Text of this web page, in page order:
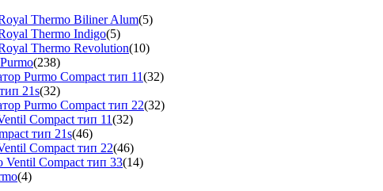
Thermo Biliner Alum(5)
Thermo Indigo(5)
Thermo Revolution(10)
(238)
Purmo Compact тип 11(32)
21s(32)
Purmo Compact тип 22(32)
Compact тип 11(32)
тип 21s(46)
Compact тип 22(46)
Ventil Compact тип 33(14)
(4)